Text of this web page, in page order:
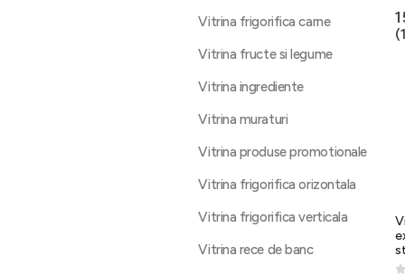
0
(
Vitrina frigorifica carne
Vitrina fructe si legume
Vitrina ingrediente
Vitrina muraturi
Vitrina produse promotionale
Vitrina frigorifica orizontala
Vitrina frigorifica verticala
Vitrina rece de banc